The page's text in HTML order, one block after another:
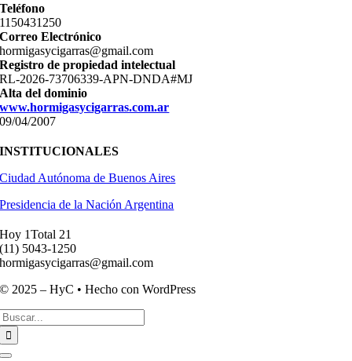
Teléfono
11­50431250
Correo Electrónico
hormigasycigarras@gmail.com
Registro de propiedad intelectual
RL-2026-73706339-APN-DNDA#MJ
Alta del dominio
www.hormigasycigarras.com.ar
09/04/2007
INSTITUCIONALES
Ciudad Autónoma de Buenos Aires
Presidencia de la Nación Argentina
Hoy 1Total 21
(11) ­5043-1250
hormigasycigarras@gmail.com
© 2025 – HyC • Hecho con WordPress